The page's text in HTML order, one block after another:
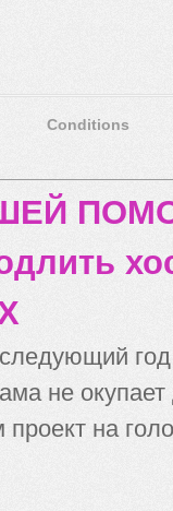
Conditions
не
на